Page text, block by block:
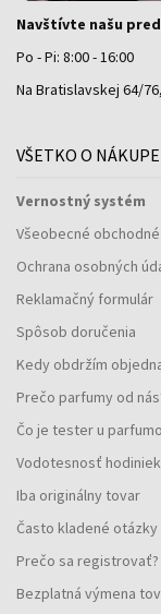
Navštívte našu
Po - Pi: 8:00 - 16:00
Na Bratislavskej 64/
VŠETKO O NÁKUPE
Vernostný systém
Všeobecné
Ochrana osobných
Reklamačný formulár
Spôsob doručenia
Kedy obdržím
Prečo parfumy od
Čo je tester u
Vodotesnosť hodiniek
Iba originálny tovar
Často kladené otázky
Prečo sa registrovať?
Bezplatná výmena